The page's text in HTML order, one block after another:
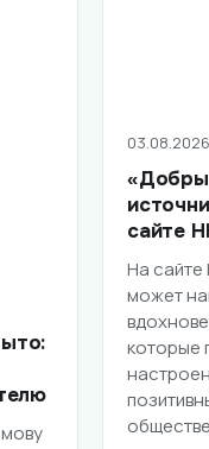
сайте
На сайте
может
которые